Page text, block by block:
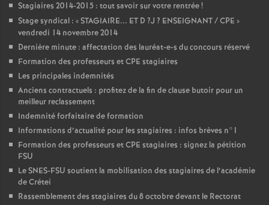
Stagiaires 2014-2015 : tout savoir sur votre rentrée!
Stage syndical : «STAGIAIRE... ET D ?J ? ENSEIGNANT/CPE »
vendredi 14 novembre 2014
Dernière minute : affectation des lauréat-e-s du concours réservé
Formation des professeurs etCPE stagiaires
Les principales indemnités
Anciens contractuels : profitez de la fin de clause butoir pour un
meilleur reclassement
Indemnité forfaitaire de formation
Informations d’actualité pour les stagiaires : infos brèves n°1
Formation des professeurs etCPE stagiaires : signez la pétition
FSU
LeSNES-FSU soutient la mobilisation des stagiaires de l’académie
de Crétei
Rassemblement des stagiaires du 8 octobre devant le Rectorat